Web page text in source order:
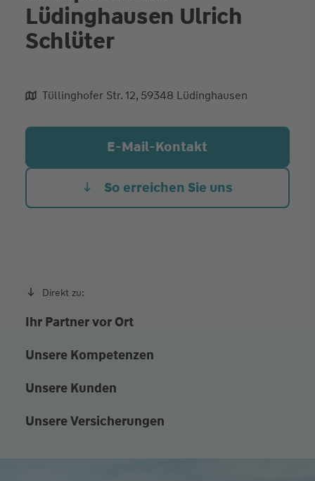
Lüdinghausen Ulrich
Schlüter
aliqua culpa cillum ullamco
Tüllinghofer Str. 12, 59348 Lüdinghausen
E-Mail-Kontakt
So erreichen Sie uns
Direkt zu:
Ihr Partner vor Ort
Unsere Kompetenzen
Unsere Kunden
Unsere Versicherungen